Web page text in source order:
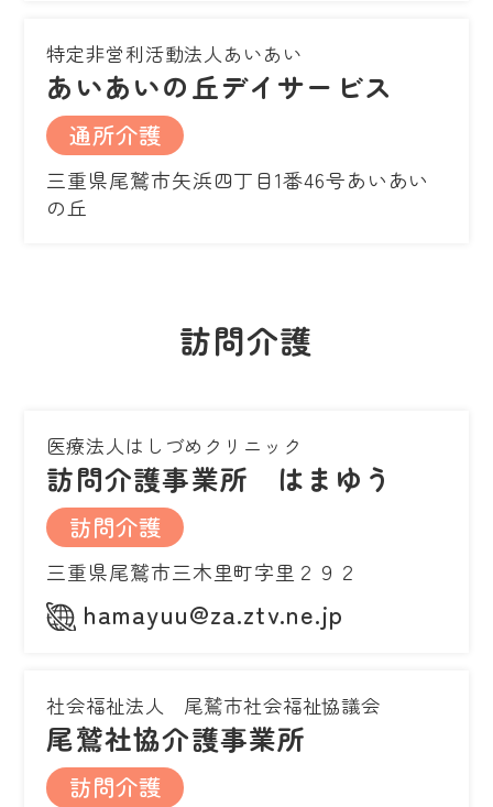
特定非営利活動法人あいあい
あいあいの丘デイサービス
通所介護
三重県尾鷲市矢浜四丁目1番46号あいあい
の丘
訪問介護
医療法人はしづめクリニック
訪問介護事業所 はまゆう
訪問介護
三重県尾鷲市三木里町字里２９２
hamayuu@za.ztv.ne.jp
社会福祉法人 尾鷲市社会福祉協議会
尾鷲社協介護事業所
訪問介護